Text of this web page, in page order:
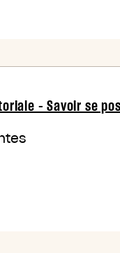
- Savoir se